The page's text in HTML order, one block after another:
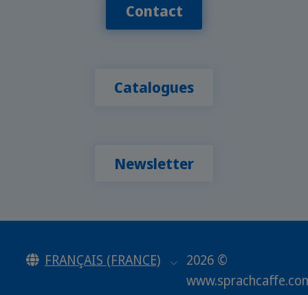
Contact
Catalogues
Newsletter
FRANÇAIS (FRANCE)
2026 ©